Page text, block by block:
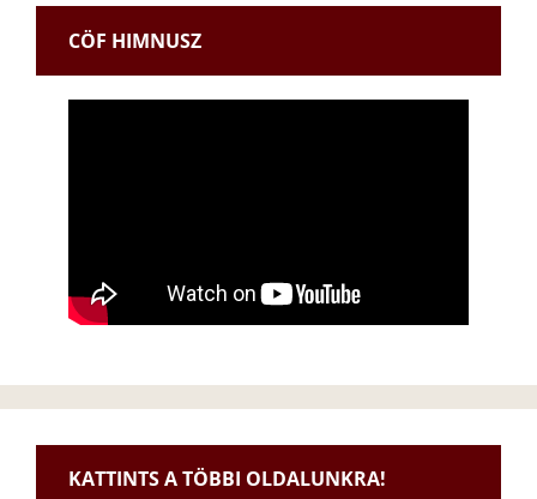
CÖF HIMNUSZ
KATTINTS A TÖBBI OLDALUNKRA!